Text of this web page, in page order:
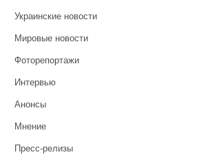
Украинские новости
Мировые новости
Фоторепортажи
Интервью
Анонсы
Мнение
Пресс-релизы